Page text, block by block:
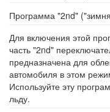
Программа "2nd"
Для включения этой
часть "2nd"
предназначена для
автомобиля в этом
Используйте эту
льду.